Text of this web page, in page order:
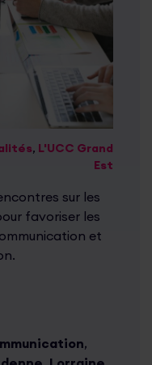
, L'UCC Grand
Est
sur les
favoriser les
et
,